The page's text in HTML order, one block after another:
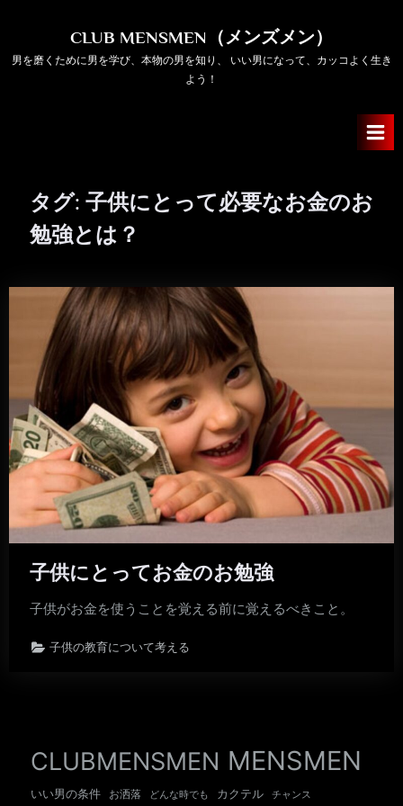
content
CLUB MENSMEN（メンズメン）
男を磨くために男を学び、本物の男を知り、 いい男になって、カッコよく生き
よう！
タグ: 子供にとって必要なお金のお
勉強とは？
子供にとってお金のお勉強
子供がお金を使うことを覚える前に覚えるべきこと。
子供の教育について考える
CLUBMENSMEN MENSMEN
いい男の条件 お洒落 どんな時でも カクテル チャンス